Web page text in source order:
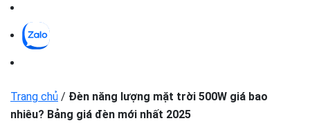
Trang chủ / Đèn năng lượng mặt trời 500W giá bao
nhiêu? Bảng giá đèn mới nhất 2025